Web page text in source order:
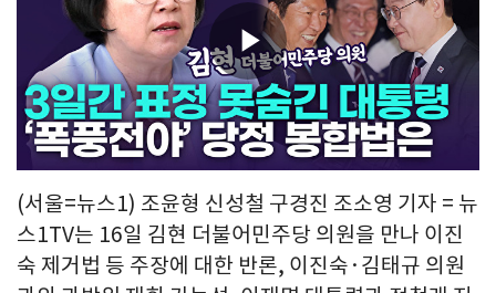
Play
Video
(서울=뉴스1) 조윤형 신성철 구경진 조소영 기자 = 뉴
스1TV는 16일 김현 더불어민주당 의원을 만나 이진
숙 제거법 등 주장에 대한 반론, 이진숙·김태규 의원